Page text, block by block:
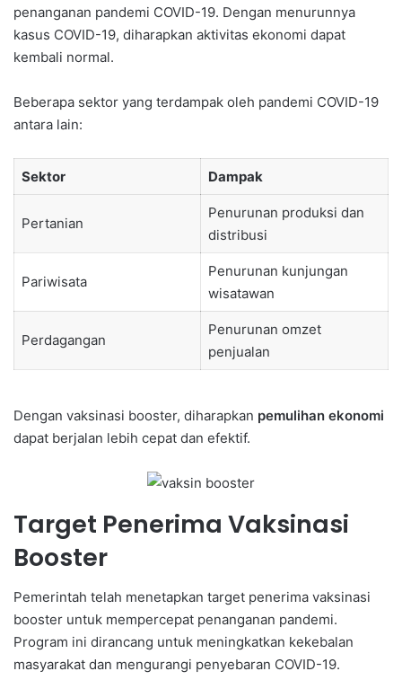
penanganan pandemi COVID-19. Dengan menurunnya
kasus COVID-19, diharapkan aktivitas ekonomi dapat
kembali normal.
Beberapa sektor yang terdampak oleh pandemi COVID-19
antara lain:
Sektor Dampak
Pertanian
Penurunan produksi dan
distribusi
Pariwisata
Penurunan kunjungan
wisatawan
Perdagangan
Penurunan omzet
penjualan
Dengan vaksinasi booster, diharapkan pemulihan ekonomi
dapat berjalan lebih cepat dan efektif.
Target Penerima Vaksinasi
Booster
Pemerintah telah menetapkan target penerima vaksinasi
booster untuk mempercepat penanganan pandemi.
Program ini dirancang untuk meningkatkan kekebalan
masyarakat dan mengurangi penyebaran COVID-19.